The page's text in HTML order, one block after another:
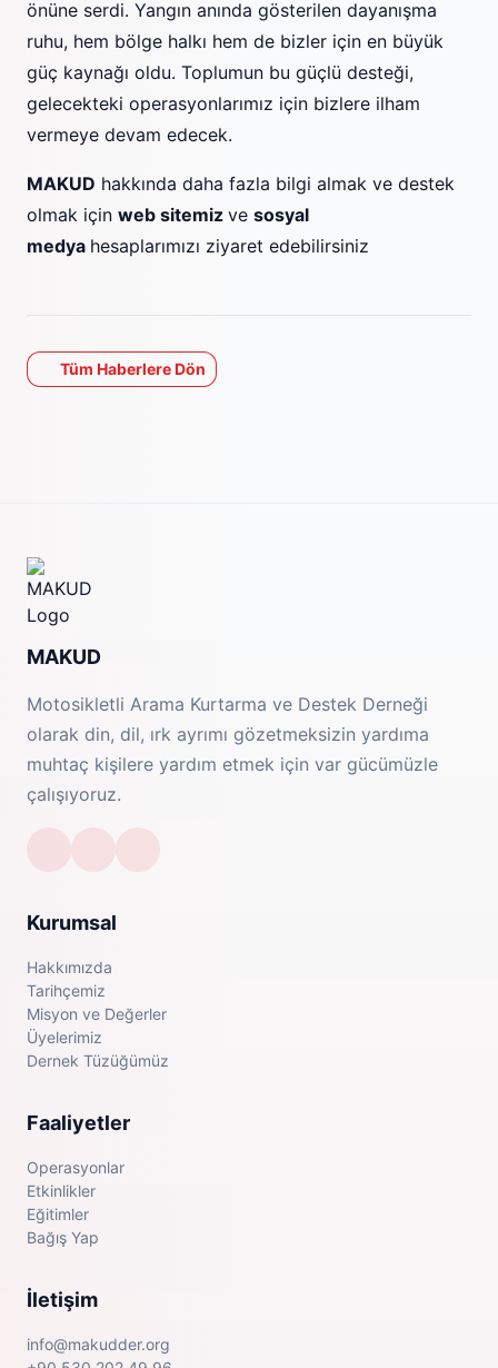
önüne serdi. Yangın anında gösterilen dayanışma
ruhu, hem bölge halkı hem de bizler için en büyük
güç kaynağı oldu. Toplumun bu güçlü desteği,
gelecekteki operasyonlarımız için bizlere ilham
vermeye devam edecek.
MAKUD hakkında daha fazla bilgi almak ve destek
olmak için web sitemiz ve sosyal
medya hesaplarımızı ziyaret edebilirsiniz
Tüm Haberlere Dön
MAKUD
Motosikletli Arama Kurtarma ve Destek Derneği
olarak din, dil, ırk ayrımı gözetmeksizin yardıma
muhtaç kişilere yardım etmek için var gücümüzle
çalışıyoruz.
Kurumsal
Hakkımızda
Tarihçemiz
Misyon ve Değerler
Üyelerimiz
Dernek Tüzüğümüz
Faaliyetler
Operasyonlar
Etkinlikler
Eğitimler
Bağış Yap
İletişim
info@makudder.org